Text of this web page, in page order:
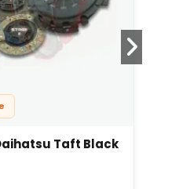
Taft Black